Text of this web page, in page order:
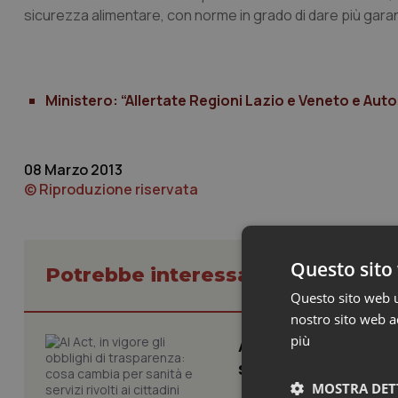
sicurezza alimentare, con norme in grado di dare più
Ministero: “Allertate Regioni Lazio e Veneto e
08 Marzo 2013
© Riproduzione riservata
Potrebbe interessarti in
AI Act, in vigore
servizi rivolti ai
Questo
Questo sito web
nostro sito web
più
MOSTRA